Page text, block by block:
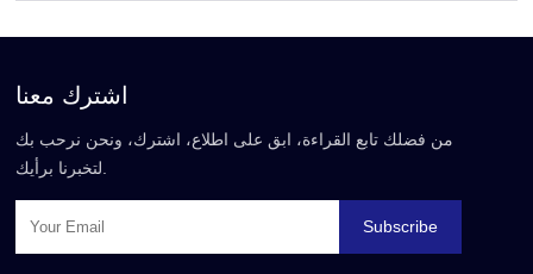
اشترك معنا
من فضلك تابع القراءة، ابق على اطلاع، اشترك، ونحن نرحب بك
لتخبرنا برأيك.
Subscribe